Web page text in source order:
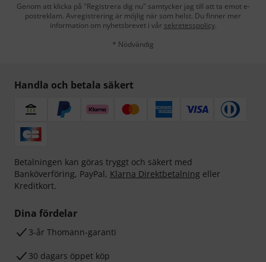
Genom att klicka på "Registrera dig nu" samtycker jag till att ta emot e-
postreklam. Avregistrering är möjlig när som helst. Du finner mer
information om nyhetsbrevet i vår sekretesspolicy.
* Nödvändig
Handla och betala säkert
Betalningen kan göras tryggt och säkert med
Banköverföring, PayPal, Klarna Direktbetalning eller
Kreditkort.
Dina fördelar
3-år Thomann-garanti
30 dagars öppet köp